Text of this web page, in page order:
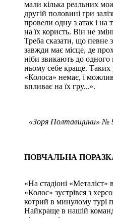
мали кілька реальних
другій половині гри
провели одну з атак і на
на їх користь. Він не
Треба сказати, що певне
завжди має місце, де
ніби звикають до одного
ньому себе краще. Таких
«Колоса» немає, і
впливає на їх гру...».
«Зоря Полтавщини» №
ПОВЧАЛЬНА
«На стадіоні
«Колос» зустрівся з
котрий в минулому турі
Найкраще в нашій